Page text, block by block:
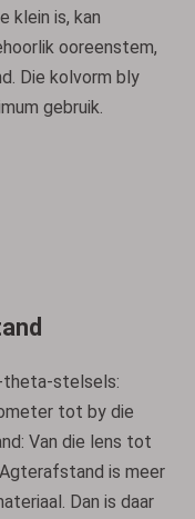
klein is, kan
ooreenstem,
Die kolvorm bly
gebruik.
theta-stelsels:
tot by die
Van die lens tot
is meer
Dan is daar